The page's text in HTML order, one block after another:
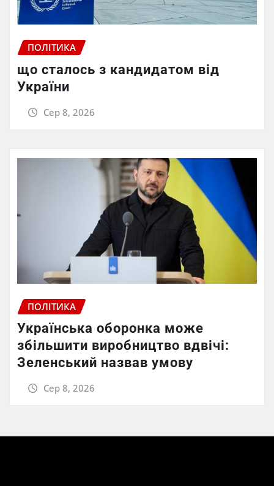
ПОЛІТИКА
що сталось з кандидатом від
України
Сер 8, 2026
ПОЛІТИКА
Українська оборонка може
збільшити виробництво вдвічі:
Зеленський назвав умову
Сер 8, 2026